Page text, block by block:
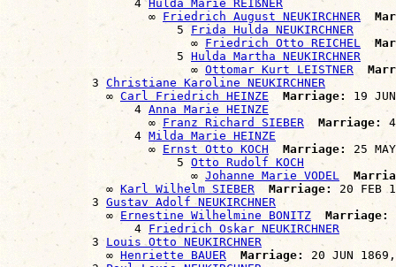
                  4
Hulda Marie REIßNER
                    ∞
Friedrich August NEUKIRCHNER
                        5
Frida Hulda NEUKIRCHNER
                          ∞
Friedrich Otto REICHEL
                        5
Hulda Martha NEUKIRCHNER
                          ∞
Ottomar Kurt LEISTNER
            3
Christiane Karoline NEUKIRCHNER
              ∞
Carl Friedrich HEINZE Marriage:
19
                  4
Anna Marie HEINZE
                    ∞
Franz Richard SIEBER Marriage:
                  4
Milda Marie HEINZE
                    ∞
Ernst Otto KOCH Marriage:
25
                        5
Otto Rudolf KOCH
                          ∞
Johanne Marie VODEL
              ∞
Karl Wilhelm SIEBER Marriage:
20 FEB
            3
Gustav Adolf NEUKIRCHNER
              ∞
Ernestine Wilhelmine BONITZ Marriage:
                  4
Friedrich Oskar NEUKIRCHNER
            3
Louis Otto NEUKIRCHNER
              ∞
Henriette BAUER Marriage:
20 JUN